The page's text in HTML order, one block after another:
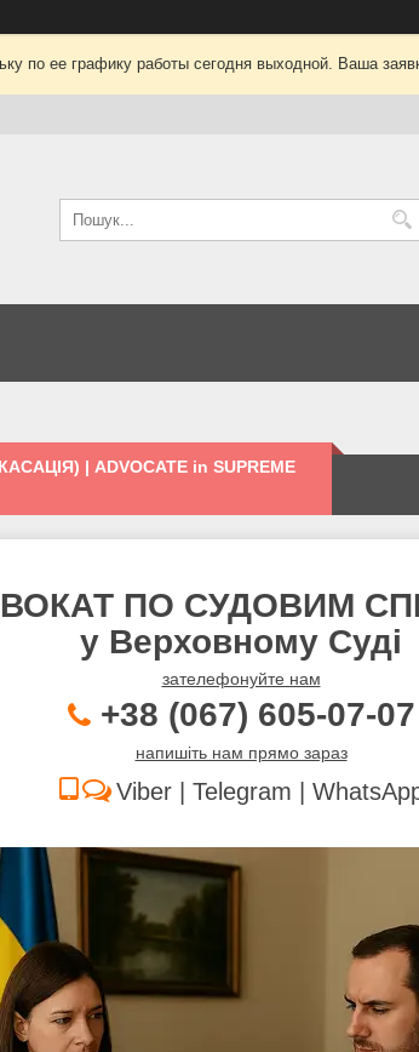
по ее графику работы сегодня выходной. Ваша
| ADVOCATE in SUPREME
ПО СУДОВИМ
у Верховному Суді
зателефонуйте нам
+38 (067) 605-07-07
напишіть нам прямо зараз
Viber | Telegram |